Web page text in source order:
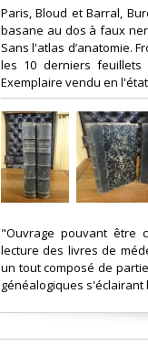
‎Paris, Bloud et Barral,
basane au dos à faux
Sans l'atlas d’anatomie.
les 10 derniers feuillets
Exemplaire vendu en
‎"Ouvrage pouvant être
lecture des livres de
un tout composé de
généalogiques s'éclairant